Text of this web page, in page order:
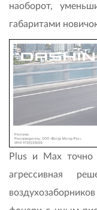
наоборот,
габаритами
Plus и Max точно
агрессивная